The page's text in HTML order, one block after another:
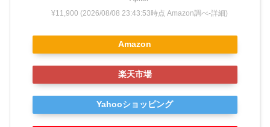
¥11,900 (2026/08/08 23:43:53時点 Amazon調べ-詳細)
Amazon
楽天市場
Yahooショッピング